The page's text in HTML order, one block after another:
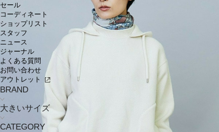
セール
コーディネート
ショップリスト
スタッフ
ニュース
ジャーナル
よくある質問
お問い合わせ
アウトレット
BRAND
大きいサイズ
CATEGORY